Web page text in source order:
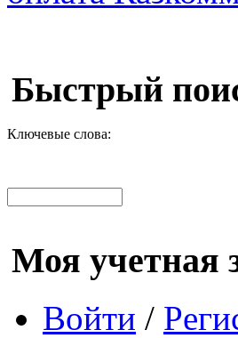
Быстрый
Ключевые слова:
Моя учетная
Войти /